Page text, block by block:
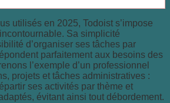
utilisés en 2025, Todoist s’impose
Sa simplicité
d’organiser ses tâches par
parfaitement aux besoins des
l’exemple d’un professionnel
projets et tâches administratives :
ses activités par thème et
évitant ainsi tout débordement.